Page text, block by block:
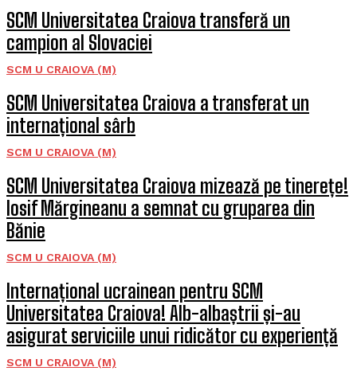
SCM Universitatea Craiova transferă un
campion al Slovaciei
SCM U CRAIOVA (M)
SCM Universitatea Craiova a transferat un
internațional sârb
SCM U CRAIOVA (M)
SCM Universitatea Craiova mizează pe tinerețe!
Iosif Mărgineanu a semnat cu gruparea din
Bănie
SCM U CRAIOVA (M)
Internațional ucrainean pentru SCM
Universitatea Craiova! Alb-albaștrii și-au
asigurat serviciile unui ridicător cu experiență
SCM U CRAIOVA (M)